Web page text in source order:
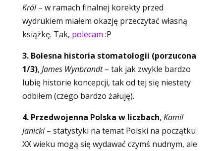
Król– w ramach finalnej korekty przed
wydrukiem miałem okazję przeczytać własną
książkę. Tak, polecam :P
3. Bolesna historia stomatologii (porzucona
1/3), James Wynbrandt– tak jak zwykle bardzo
lubię historie koncepcji, tak od tej się niestety
odbiłem (czego bardzo żałuję).
4. Przedwojenna Polska w liczbach, Kamil
Janicki– statystyki na temat Polski na początku
XX wieku mogą się wydawać czymś nudnym, ale